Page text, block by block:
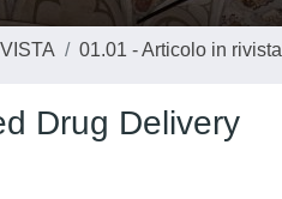
01.01 - Articolo in rivista
Drug Delivery